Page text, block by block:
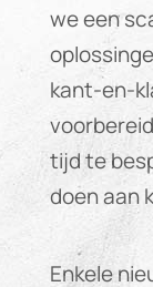
we een
kant-en-
tijd te
doen aan
Enkele